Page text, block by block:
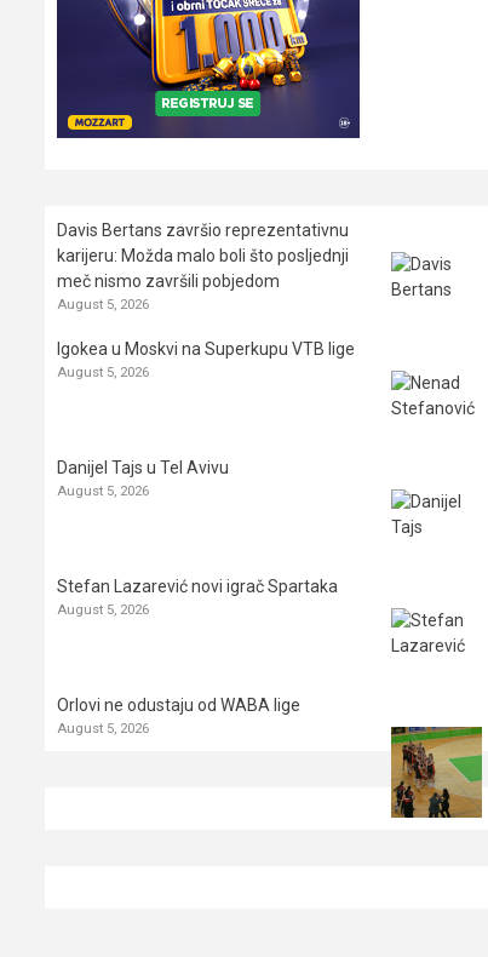
Davis Bertans završio reprezentativnu
karijeru: Možda malo boli što posljednji
meč nismo završili pobjedom
August 5, 2026
Igokea u Moskvi na Superkupu VTB lige
August 5, 2026
Danijel Tajs u Tel Avivu
August 5, 2026
Stefan Lazarević novi igrač Spartaka
August 5, 2026
Orlovi ne odustaju od WABA lige
August 5, 2026